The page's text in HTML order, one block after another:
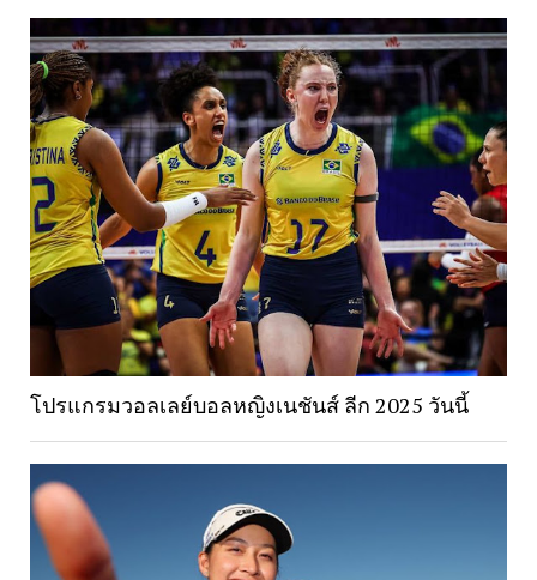
โปรแกรมวอลเลย์บอลหญิงเนชันส์ ลีก 2025 วันนี้